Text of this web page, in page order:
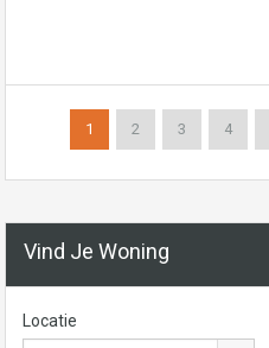
1 2 3 4
Vind Je Woning
Locatie